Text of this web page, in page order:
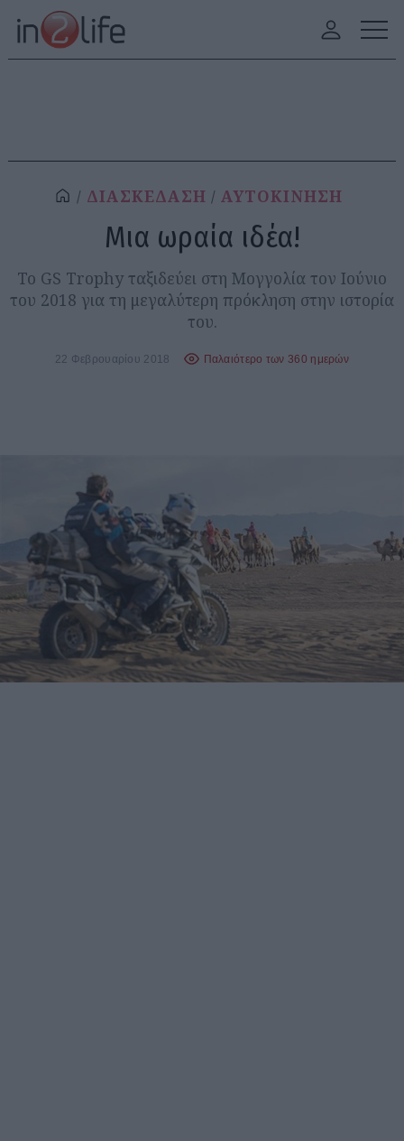
ΔΙΑΣΚΕΔΑΣΗ ΑΥΤΟΚΙΝΗΣΗ
Μια ωραία ιδέα!
Το GS Trophy ταξιδεύει στη Μογγολία τον Ιούνιο
του 2018 για τη μεγαλύτερη πρόκληση στην ιστορία
του.
22 Φεβρουαρίου 2018 Παλαιότερο των 360 ημερών